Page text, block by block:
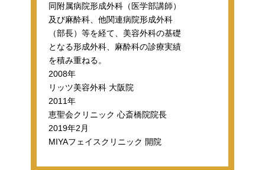
同附属病院形成外科（医学部講師）
及び麻酔科、他関連病院形成外科
（部長）等を経て、美容外科の基礎
となる形成外科、麻酔科の診療実績
を積み重ねる。
2008年
リッツ美容外科 大阪院
2011年
恵聖会クリニック 心斎橋院院長
2019年2月
MIYAフェイスクリニック 開院